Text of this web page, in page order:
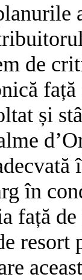
de
și
în
față
resort